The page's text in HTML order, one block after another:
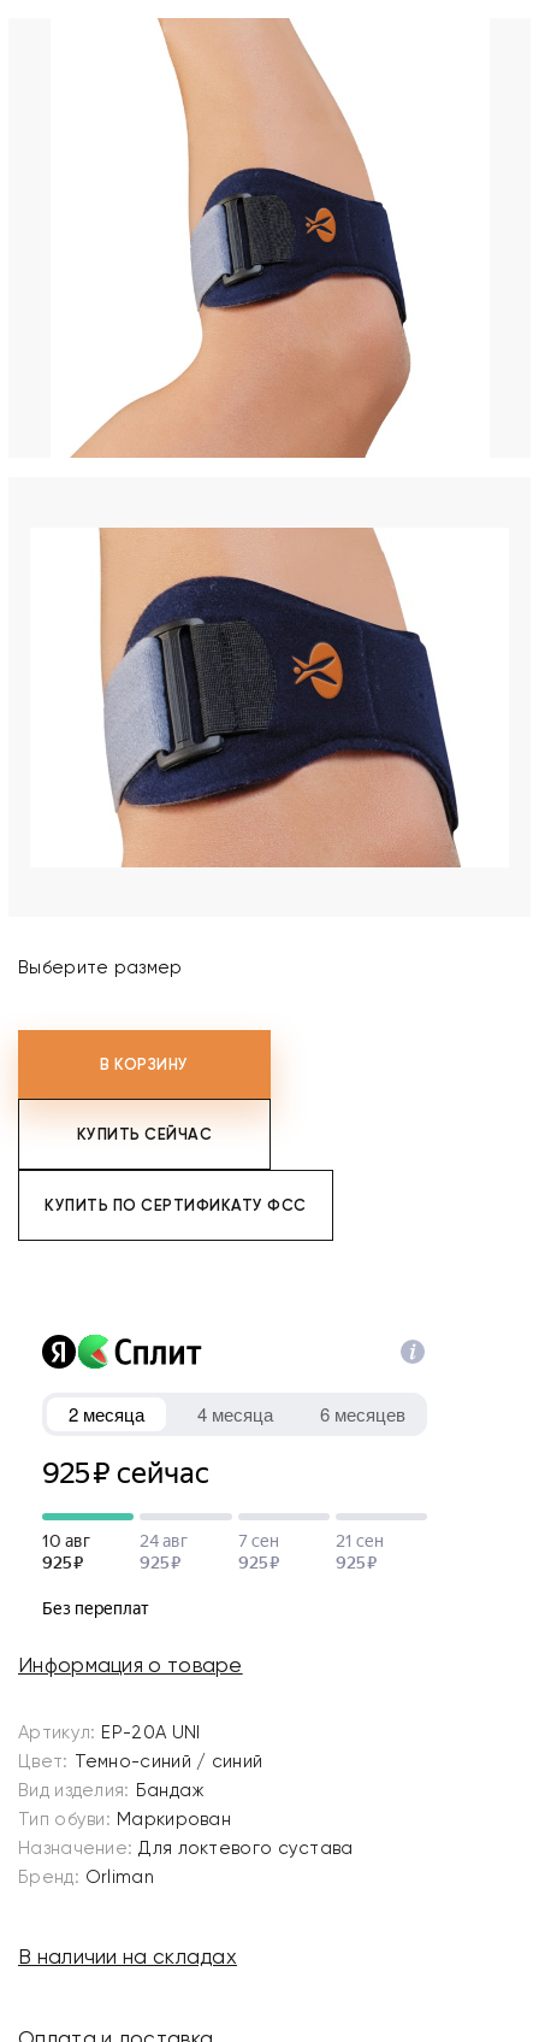
Выберите размер
В КОРЗИНУ
КУПИТЬ СЕЙЧАС
КУПИТЬ ПО СЕРТИФИКАТУ ФСС
Информация о товаре
Артикул: EP-20A UNI
Цвет: Темно-синий / синий
Вид изделия: Бандаж
Тип обуви: Маркирован
Назначение: Для локтевого сустава
Бренд: Orliman
В наличии на складах